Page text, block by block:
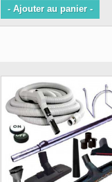
- Ajouter au panier -